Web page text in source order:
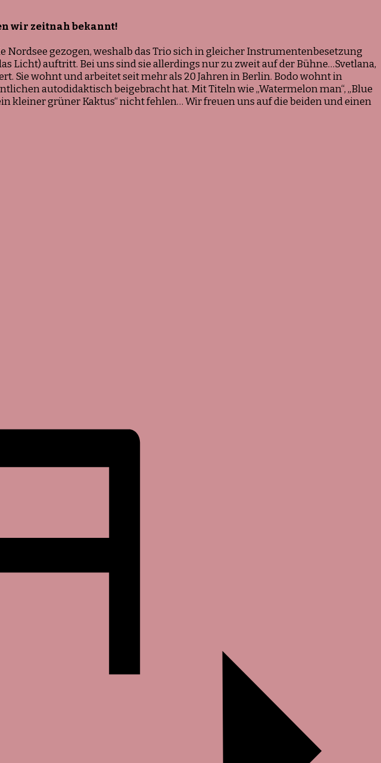
wir zeitnah bekannt!
Nordsee gezogen, weshalb das Trio sich in gleicher Instrumentenbesetzung
Licht) auftritt. Bei uns sind sie allerdings nur zu zweit auf der Bühne…Svetlana,
Sie wohnt und arbeitet seit mehr als 20 Jahren in Berlin. Bodo wohnt in
autodidaktisch beigebracht hat. Mit Titeln wie „Watermelon man“, „Blue
kleiner grüner Kaktus“ nicht fehlen… Wir freuen uns auf die beiden und einen